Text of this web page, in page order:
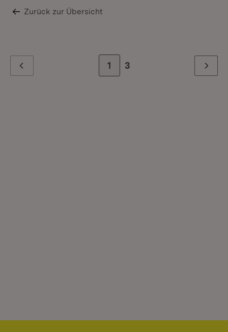
Zurück zur Übersicht
Zur Seite
1 Zur letzten Seite
3 Weiter